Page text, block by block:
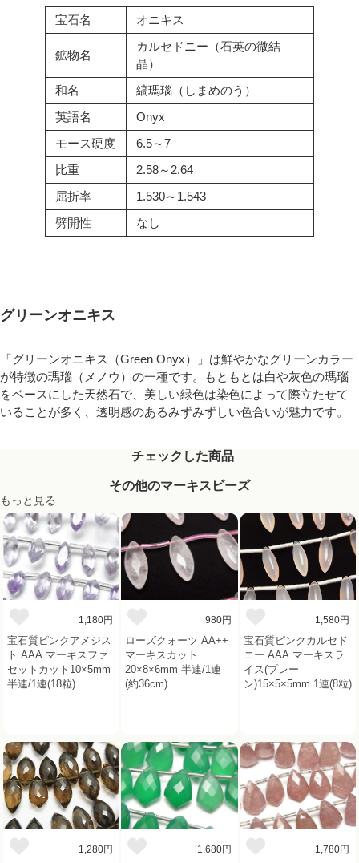
宝石名 オニキス
鉱物名
カルセドニー（石英の微結
晶）
和名
縞瑪瑙（しまめのう）
英語名
Onyx
モース硬度
6.5～7
比重
2.58～2.64
屈折率
1.530～1.543
劈開性
なし
グリーンオニキス
「グリーンオニキス（Green Onyx）」は鮮やかなグリーンカラー
が特徴の瑪瑙（メノウ）の一種です。もともとは白や灰色の瑪瑙
をベースにした天然石で、美しい緑色は染色によって際立たせて
いることが多く、透明感のあるみずみずしい色合いが魅力です。
チェックした商品
その他のマーキスビーズ
もっと見る
1,180円
宝石質ピンクアメジス
ト AAA マーキスファ
セットカット10×5mm
半連/1連(18粒)
980円
ローズクォーツ AA++
マーキスカット
20×8×6mm 半連/1連
(約36cm)
1,580円
宝石質ピンクカルセド
ニー AAA マーキスラ
イス(プレー
ン)15×5×5mm 1連(8粒)
1,280円 1,680円 1,780円